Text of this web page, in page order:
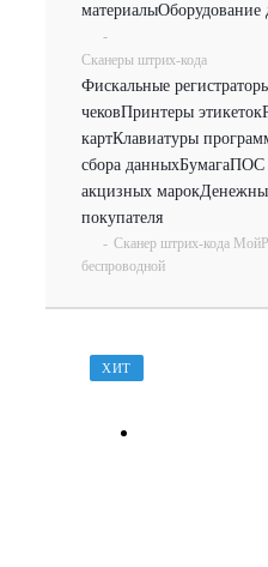
материалыОборудование
-
Сканеры штрих-кода
Фискальные
чековПринтеры этикеток
картКлавиатуры
сбора данныхБумагаПОС
акцизных марок
покупателя
- Сканер штрих-кода
беспроводной
ХИТ